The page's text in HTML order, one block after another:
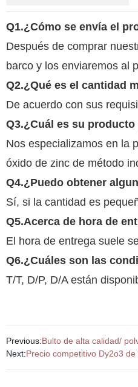
Q1.¿Cómo se envía el
Después de comprar
barco y los enviaremos al
Q2.¿Qué es el cantidad
De acuerdo con sus
Q3.¿Cuál es su
Nos especializamos en la
óxido de zinc de método
Q4.¿Puedo obtener
Sí, si la cantidad es
Q5.Acerca de hora de
El hora de entrega suele
Q6.¿Cuáles son las
T/T, D/P, D/A están
Previous:Bulto de alta calidad/
Next:Precio competitivo Dy2o3